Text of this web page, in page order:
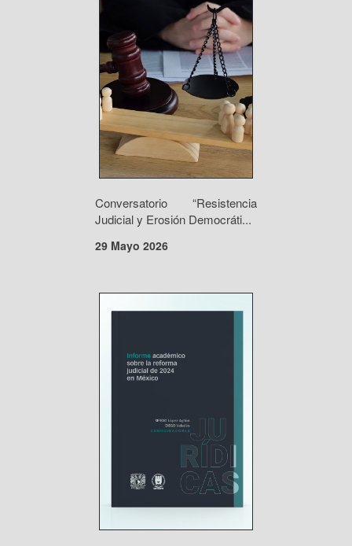
Conversatorio “Resistencia
Judicial y Erosión Democráti...
29 Mayo 2026